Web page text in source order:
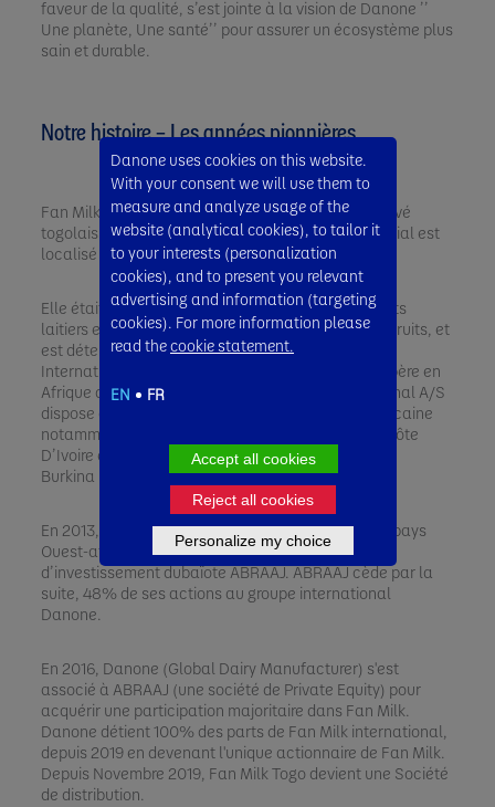
faveur de la qualité, s’est jointe à la vision de Danone ’’
Une planète, Une santé’’ pour assurer un écosystème plus
sain et durable.
Notre histoire – Les années pionnières
Fan Milk Togo est une société anonyme de droit privé
togolais créée en octobre 1985 et dont le siège social est
localisé dans la zone industrielle de Lomé (Togo).
Elle était spécialisée dans la fabrication de produits
laitiers et des boissons non alcoolisées à base de fruits, et
est détenue en majorité par le Groupe Fan Milk
International A/S sis à AALBORG-Danemark qui opère en
Afrique depuis 1960. Le Groupe Fan Milk International A/S
dispose des usines dans la sous région ouest – africaine
notamment au Ghana, au Nigeria, au Togo et en Côte
D’Ivoire et des sociétés de distribution au Benin, au
Burkina Faso .
En 2013, Fan Milk International, présente dans 06 pays
Ouest-africains, est rachetée par le groupe
d’investissement dubaïote ABRAAJ. ABRAAJ cède par la
suite, 48% de ses actions au groupe international
Danone.
En 2016, Danone (Global Dairy Manufacturer) s'est
associé à ABRAAJ (une société de Private Equity) pour
acquérir une participation majoritaire dans Fan Milk.
Danone détient 100% des parts de Fan Milk international,
depuis 2019 en devenant l'unique actionnaire de Fan Milk.​
Depuis Novembre 2019, Fan Milk Togo devient une Société
de distribution.
Danone uses cookies on this website.
With your consent we will use them to
measure and analyze usage of the
website (analytical cookies), to tailor it
to your interests (personalization
cookies), and to present you relevant
advertising and information (targeting
cookies). For more information please
read thecookie statement.
EN FR
Accept all cookies
Reject all cookies
Personalize my choice